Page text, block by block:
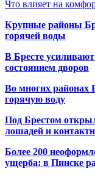
Что влияет на
Крупные районы
горячей воды
В Бресте
состоянием дворов
Во многих районах
горячую воду
Под Брестом
лошадей и
Более 200
ущерба: в Пинске